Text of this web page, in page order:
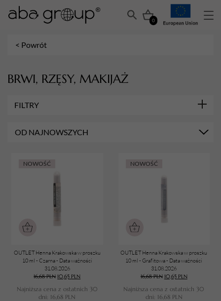
0
TWÓJ KOSZYK (0 )
< Powrót
BRWI, RZĘSY, MAKIJAŻ
FILTRY
Henna Krakowska
Proszkowa
OD NAJNOWSZYCH
NOWOŚĆ
OUTLET Henna Krakowska w proszku
10 ml - Czarna - Data ważności
31.08.2026
16,68PLN 10,65 PLN
Najniższa cena z ostatnich 30
dni: 16,68 PLN
NOWOŚĆ
OUTLET Henna Krakowska w proszku
10 ml - Grafitowa - Data ważności
31.08.2026
16,68PLN 10,65 PLN
Najniższa cena z ostatnich 30
dni: 16,68 PLN